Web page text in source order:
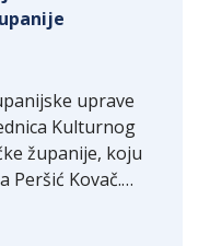
uprave
Kulturnog
županije, koju
Peršić Kovač.…